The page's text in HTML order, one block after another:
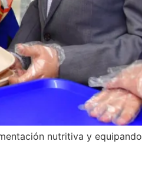
nutritiva y equipando